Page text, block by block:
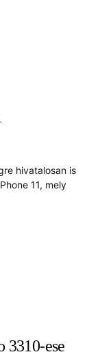
hivatalosan is
11, mely
3310-ese